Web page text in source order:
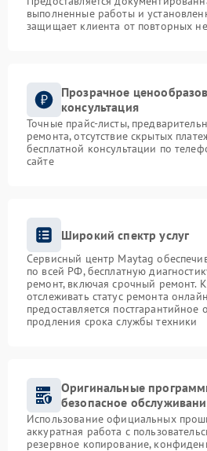
выполненные работы и
защищает клиента от повторных
Прозрачное
консультация
Точные прайс-листы,
ремонта, отсутствие скрытых
бесплатной консультации по
сайте
Широкий спектр услуг
Сервисный центр Maytag
по всей РФ, бесплатную
ремонт, включая срочный ремонт.
отслеживать статус ремонта
предоставляется постгарантийное
продления срока службы техники
Оригинальные
безопасное
Использование официальных
аккуратная работа с
резервное копирование,